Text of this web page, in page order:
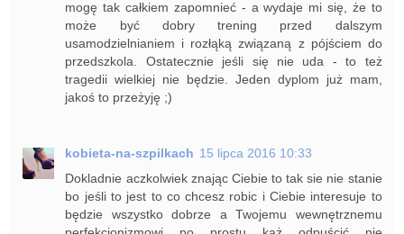
mogę tak całkiem zapomnieć - a wydaje mi się, że to
może być dobry trening przed dalszym
usamodzielnianiem i rozłąką związaną z pójściem do
przedszkola. Ostatecznie jeśli się nie uda - to też
tragedii wielkiej nie będzie. Jeden dyplom już mam,
jakoś to przeżyję ;)
kobieta-na-szpilkach 15 lipca 2016 10:33
Dokladnie aczkolwiek znając Ciebie to tak sie nie stanie
bo jeśli to jest to co chcesz robic i Ciebie interesuje to
będzie wszystko dobrze a Twojemu wewnętrznemu